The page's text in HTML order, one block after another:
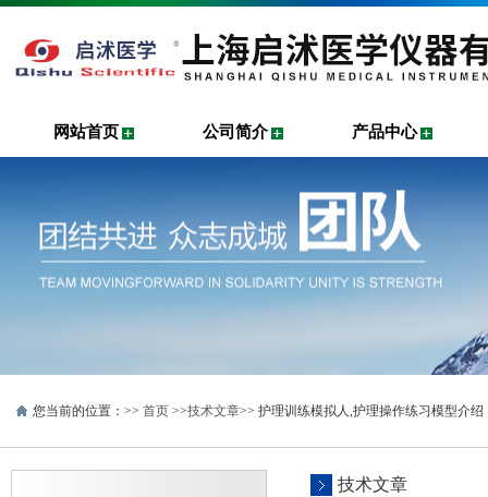
网站首页 公司简介 产品中心
您当前的位置：>> 首页 >>技术文章>> 护理训练模拟人,护理操作练习模型介绍
技术文章